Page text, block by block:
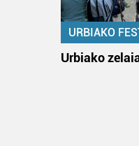
URBIAKO
Urbiako